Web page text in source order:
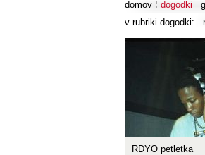
domov dogodki
v rubriki dogodki:
RDYO petletka